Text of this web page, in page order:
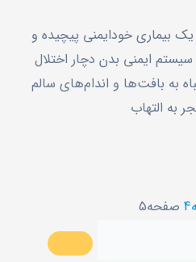
بیماری خودایمنی پیچیده و
ایمنی بدن دچار اختلال
به بافت‌ها و اندام‌های سالم
به التهاب
4 صفحه5